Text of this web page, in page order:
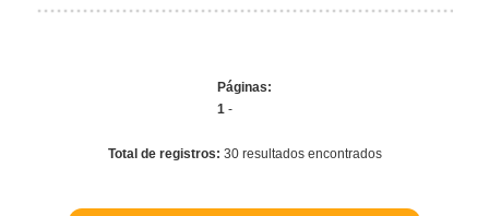
Páginas:
1 -
Total de registros: 30 resultados encontrados